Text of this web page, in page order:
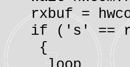
rxbuf =
if ('s' ==
{